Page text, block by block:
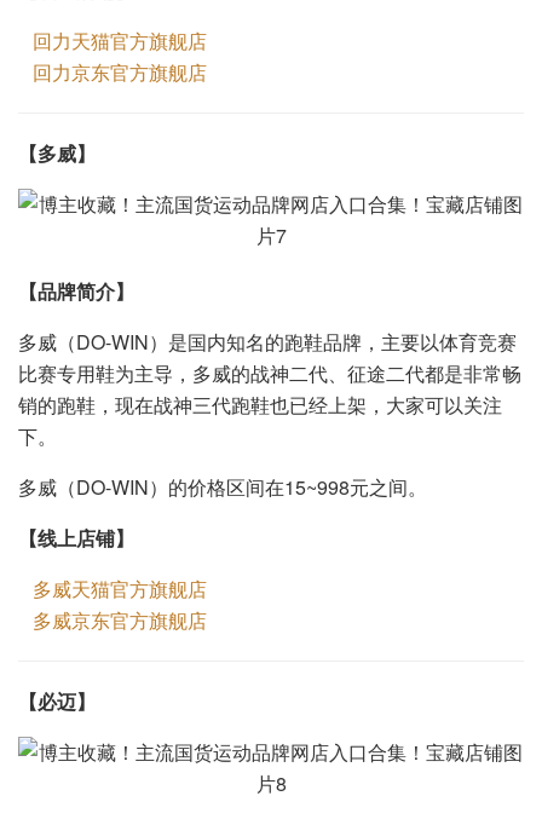
回力天猫官方旗舰店
回力京东官方旗舰店
【多威】
【品牌简介】
多威（DO-WIN）是国内知名的跑鞋品牌，主要以体育竞赛
比赛专用鞋为主导，多威的战神二代、征途二代都是非常畅
销的跑鞋，现在战神三代跑鞋也已经上架，大家可以关注
下。
多威（DO-WIN）的价格区间在15~998元之间。
【线上店铺】
多威天猫官方旗舰店
多威京东官方旗舰店
【必迈】